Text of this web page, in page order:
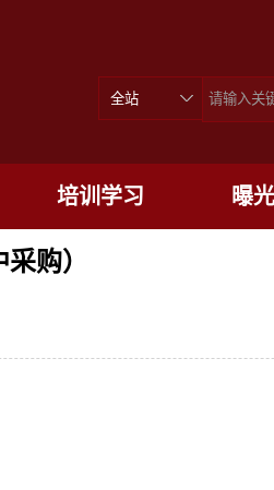
培训学习 曝
购）